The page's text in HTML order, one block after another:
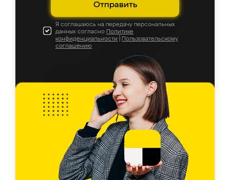
Отправить
Я соглашаюсь на передачу персональных
данных согласно Политике
конфиденциальности
Пользовательскому
соглашению